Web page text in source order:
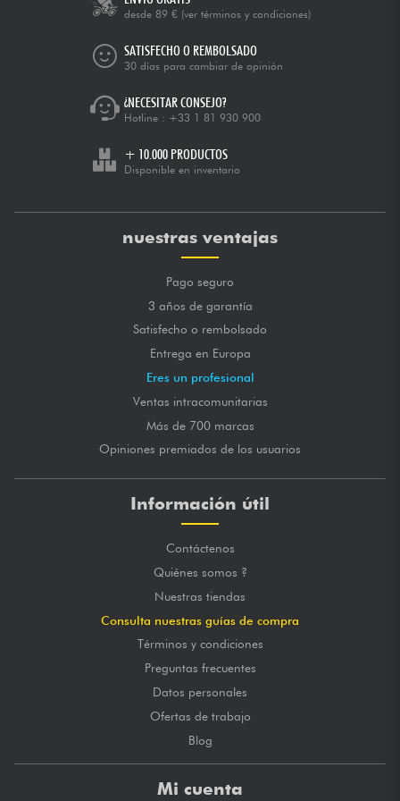
desde 89 € (ver términos y condiciones)
SATISFECHO O REMBOLSADO
30 días para cambiar de opinión
¿NECESITAR CONSEJO?
Hotline : +33 1 81 930 900
+ 10.000 PRODUCTOS
Disponible en inventario
nuestras ventajas
Pago seguro
3 años de garantía
Satisfecho o rembolsado
Entrega en Europa
Eres un profesional
Ventas intracomunitarias
Más de 700 marcas
Opiniones premiados de los usuarios
Información útil
Contáctenos
Quiénes somos ?
Nuestras tiendas
Consulta nuestras guías de compra
Términos y condiciones
Preguntas frecuentes
Datos personales
Ofertas de trabajo
Blog
Mi cuenta